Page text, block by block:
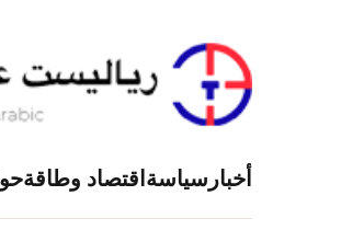
أخبار سياسةاقتصاد وطاقة